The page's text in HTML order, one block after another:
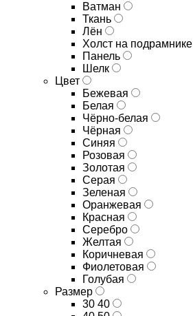
Ватман
Ткань
Лён
Холст на подрамнике
Панель
Шелк
Цвет
Бежевая
Белая
Чёрно-белая
Чёрная
Синяя
Розовая
Золотая
Серая
Зеленая
Оранжевая
Красная
Серебро
Желтая
Коричневая
Фиолетовая
Голубая
Размер
30 40